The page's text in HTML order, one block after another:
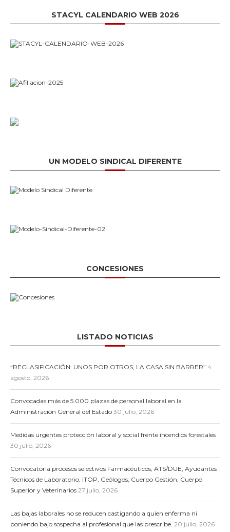
STACYL CALENDARIO WEB 2026
UN MODELO SINDICAL DIFERENTE
CONCESIONES
LISTADO NOTICIAS
“RECLASIFICACIÓN: UNOS POR OTROS, LA CASA SIN BARRER” 4
agosto, 2026
Convocadas más de 5.000 plazas de personal laboral en la
Administración General del Estado 30 julio, 2026
Medidas urgentes protección laboral y social frente incendios forestales
30 julio, 2026
Convocatoria procesos selectivos Farmacéuticos, ATS/DUE, Ayudantes
Técnicos de Laboratorio, ITOP, Geólogos, Cuerpo Gestión, Cuerpo
Superior y Veterinarios 27 julio, 2026
Las bajas laborales no se reducen castigando a quien enferma ni
poniendo bajo sospecha al profesional que las prescribe. 20 julio, 2026